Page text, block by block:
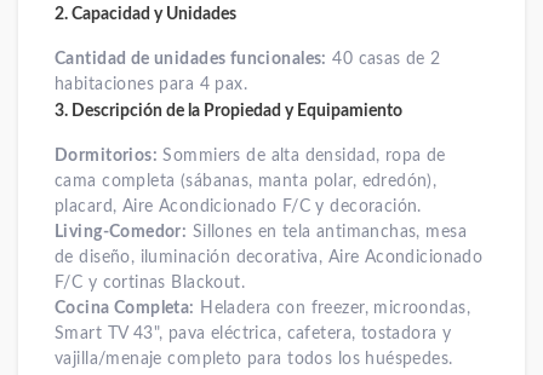
2. Capacidad y Unidades
Cantidad de unidades funcionales: 40 casas de 2
habitaciones para 4 pax.
3. Descripción de la Propiedad y Equipamiento
Dormitorios: Sommiers de alta densidad, ropa de
cama completa (sábanas, manta polar, edredón),
placard, Aire Acondicionado F/C y decoración.
Living-Comedor: Sillones en tela antimanchas, mesa
de diseño, iluminación decorativa, Aire Acondicionado
F/C y cortinas Blackout.
Cocina Completa: Heladera con freezer, microondas,
Smart TV 43", pava eléctrica, cafetera, tostadora y
vajilla/menaje completo para todos los huéspedes.